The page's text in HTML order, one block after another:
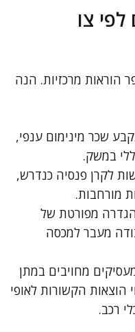
צו
מרכזיות. הנה
שכר מינימום ענפי,
במשק.
לקרן פנסיה כנדרש,
מורחבות.
מפורטת של
מעבר למכסה
מחויבים במתן
הוצאות הקשורות לאופי
רכב.